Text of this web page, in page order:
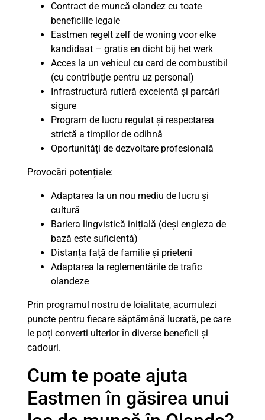
Contract de muncă olandez cu toate
beneficiile legale
Eastmen regelt zelf de woning voor elke
kandidaat – gratis en dicht bij het werk
Acces la un vehicul cu card de combustibil
(cu contribuție pentru uz personal)
Infrastructură rutieră excelentă și parcări
sigure
Program de lucru regulat și respectarea
strictă a timpilor de odihnă
Oportunități de dezvoltare profesională
Provocări potențiale:
Adaptarea la un nou mediu de lucru și
cultură
Bariera lingvistică inițială (deși engleza de
bază este suficientă)
Distanța față de familie și prieteni
Adaptarea la reglementările de trafic
olandeze
Prin programul nostru de loialitate, acumulezi
puncte pentru fiecare săptămână lucrată, pe care
le poți converti ulterior în diverse beneficii și
cadouri.
Cum te poate ajuta
Eastmen în găsirea unui